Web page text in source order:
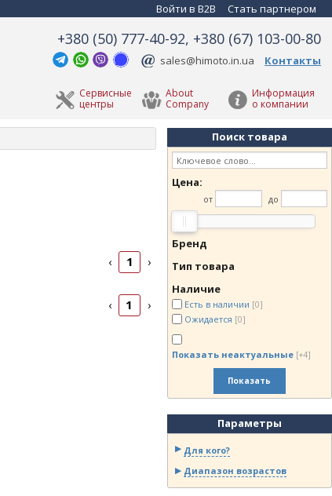
Войти в B2B Стать партнером
+380 (50) 777-40-92, +380 (67) 103-00-80
sales@himoto.in.ua Контакты
Информация
о компании
About
Company
Сервисные
центры
‹ 1 ›
‹ 1 ›
Поиск товара
Цена:
от до
Бренд
Тип товара
Наличие
Есть в наличии [0]
Ожидается [0]
Показать неактуальные [+4]
Показать
Параметры
Для кого?
Диапазон возрастов